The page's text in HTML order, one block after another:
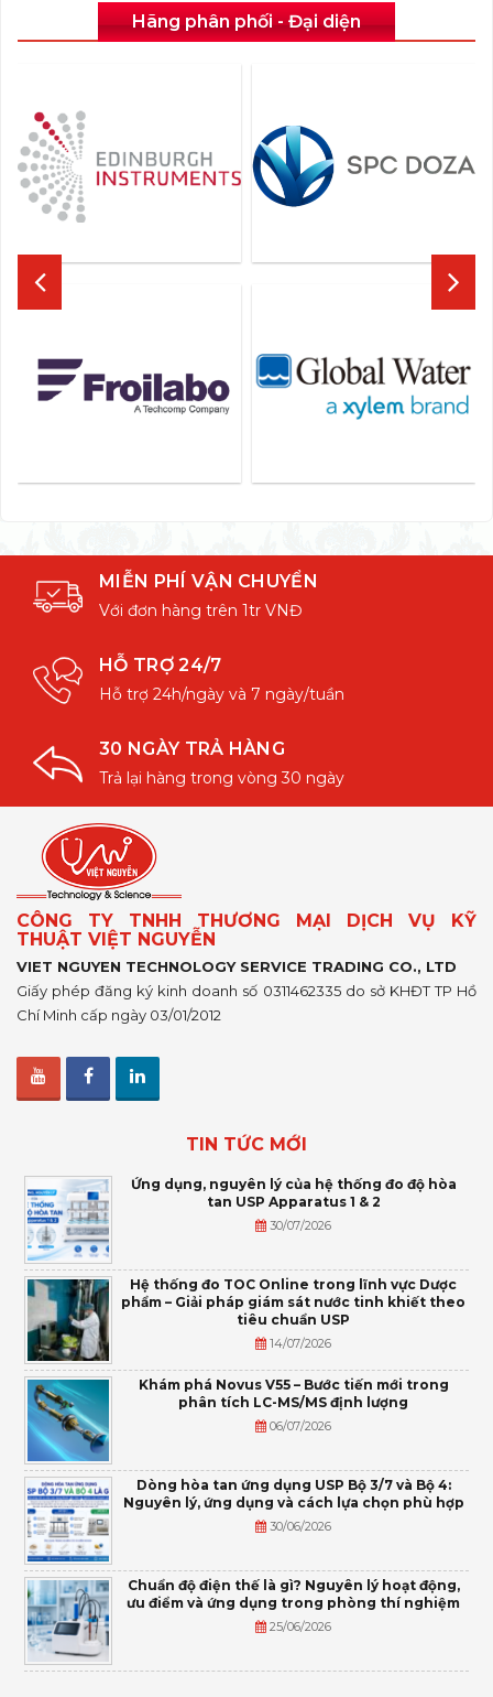
Hãng phân phối - Đại diện
MIỄN PHÍ VẬN CHUYỂN
Với đơn hàng trên 1tr VNĐ
HỖ TRỢ 24/7
Hỗ trợ 24h/ngày và 7 ngày/tuần
30 NGÀY TRẢ HÀNG
Trả lại hàng trong vòng 30 ngày
CÔNG TY TNHH THƯƠNG MẠI DỊCH VỤ KỸ
THUẬT VIỆT NGUYỄN
VIET NGUYEN TECHNOLOGY SERVICE TRADING CO., LTD
Giấy phép đăng ký kinh doanh số 0311462335 do sở KHĐT TP Hồ
Chí Minh cấp ngày 03/01/2012
TIN TỨC MỚI
Ứng dụng, nguyên lý của hệ thống đo độ hòa
tan USP Apparatus 1 & 2
30/07/2026
Hệ thống đo TOC Online trong lĩnh vực Dược
phẩm – Giải pháp giám sát nước tinh khiết theo
tiêu chuẩn USP
14/07/2026
Khám phá Novus V55 – Bước tiến mới trong
phân tích LC-MS/MS định lượng
06/07/2026
Dòng hòa tan ứng dụng USP Bộ 3/7 và Bộ 4:
Nguyên lý, ứng dụng và cách lựa chọn phù hợp
30/06/2026
Chuẩn độ điện thế là gì? Nguyên lý hoạt động,
ưu điểm và ứng dụng trong phòng thí nghiệm
25/06/2026